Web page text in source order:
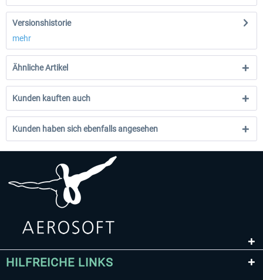
Versionshistorie
mehr
Ähnliche Artikel
Kunden kauften auch
Kunden haben sich ebenfalls angesehen
HILFREICHE LINKS